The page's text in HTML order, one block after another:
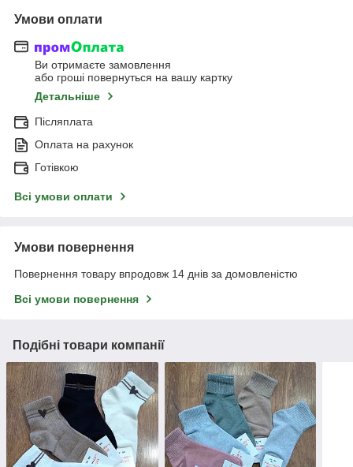
Умови оплати
Ви отримаєте замовлення
або гроші повернуться на вашу картку
Детальніше
Післяплата
Оплата на рахунок
Готівкою
Всі умови оплати
Умови повернення
Повернення товару впродовж 14 днів за домовленістю
Всі умови повернення
Подібні товари компанії